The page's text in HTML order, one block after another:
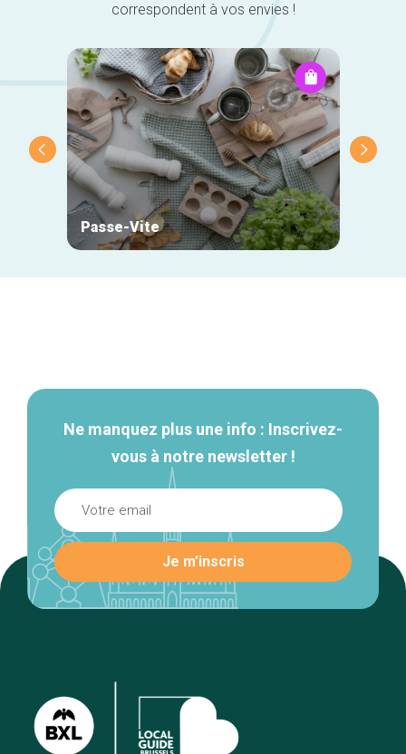
correspondent à vos envies !
Passe-Vite
Ne manquez plus une info : Inscrivez-
vous à notre newsletter !